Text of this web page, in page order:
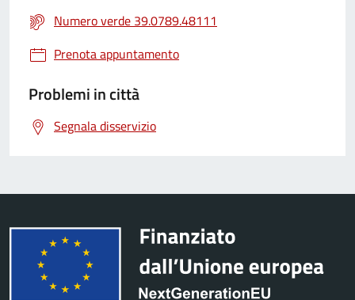
Numero verde 39.0789.48111
Prenota appuntamento
Problemi in città
Segnala disservizio